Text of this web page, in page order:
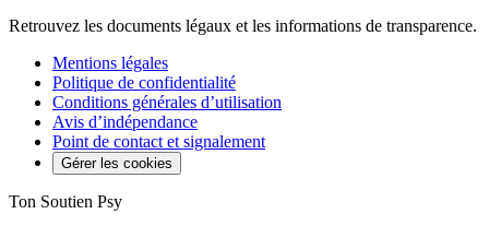
Retrouvez les documents légaux et les informations de transparence.
Mentions légales
Politique de confidentialité
Conditions générales d’utilisation
Avis d’indépendance
Point de contact et signalement
Gérer les cookies
Ton Soutien Psy